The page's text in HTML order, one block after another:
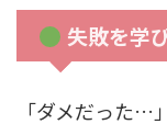
失敗を学
「ダメだった…